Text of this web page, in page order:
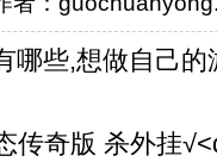
哪些,想做自己
传奇版 杀外挂